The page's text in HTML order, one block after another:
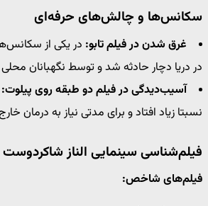
سکانس‌ها و چالش‌های حرفه‌ای
غرق شدن در فیلم تابو: در یکی از
در دریا دچار حادثه شد و توسط نگهبانان
آسیب‌دیدگی در فیلم دو طبقه روی پیلوت:
نسبتا زیاد افتاد و برای مدتی نیاز به درمان
فیلم‌شناسی سینمایی الناز شاکردوست
فیلم‌های شاخص: